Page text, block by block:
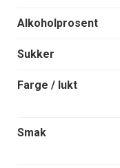
Alkoholprosent
Sukker
Farge / lukt
Smak